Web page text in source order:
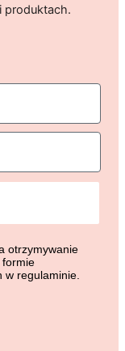
produktach.
otrzymywanie
otrzymywanie
formie
w regulaminie.